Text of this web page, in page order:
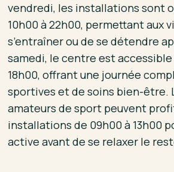
vendredi, les installations sont
10h00 à 22h00, permettant aux
s’entraîner ou de se détendre
samedi, le centre est
18h00, offrant une journée
sportives et de soins bien-être.
amateurs de sport peuvent
installations de 09h00 à 13h00
active avant de se relaxer le